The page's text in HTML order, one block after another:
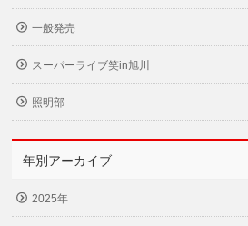
一般発売
スーパーライブ笑in旭川
照明部
年別アーカイブ
2025年